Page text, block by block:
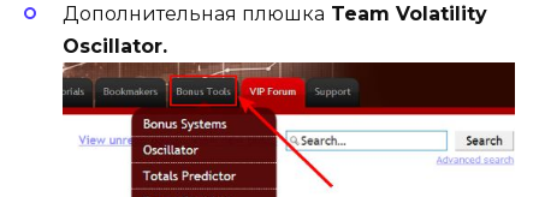
Дополнительная плюшка Team Volatility
Oscillator.